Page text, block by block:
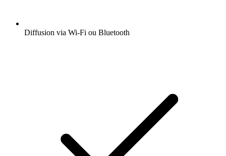
Diffusion via Wi-Fi ou Bluetooth